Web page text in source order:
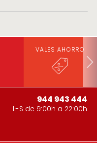
VALES AHORRO
944 943 444
L-S de 9:00h a 22:00h